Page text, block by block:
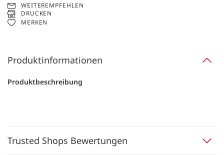
WEITEREMPFEHLEN
DRUCKEN
MERKEN
Produktinformationen
Produktbeschreibung
Trusted Shops Bewertungen